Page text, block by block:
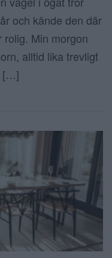
och kände den där
Min morgon
alltid lika trevligt
[…]